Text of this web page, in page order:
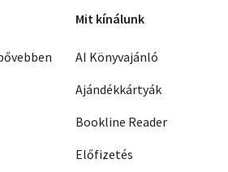
Mit kínálunk
AI Könyvajánló
Ajándékkártyák
Bookline Reader
Előfizetés